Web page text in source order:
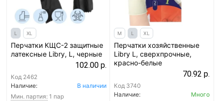
L XL
Перчатки КЩС-2 защитные
латексные Libry, L, черные
102.00 р.
Код 2462
Наличие:
В наличии
Мин. партия: 1 пар
M L XL
Перчатки хозяйственные
Libry L, сверхпрочные,
красно-белые
70.92 р.
Код 3740
Наличие:
Много